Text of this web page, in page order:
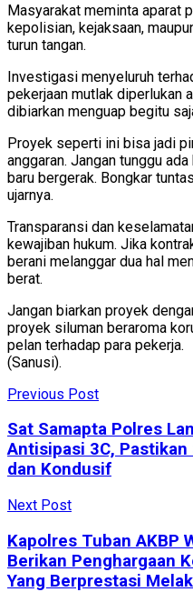
Masyarakat meminta aparat
kepolisian, kejaksaan,
turun tangan.
Investigasi menyeluruh
pekerjaan mutlak diperlukan
dibiarkan menguap begitu
Proyek seperti ini bisa jadi
anggaran. Jangan tunggu
baru bergerak. Bongkar
ujarnya.
Transparansi dan
kewajiban hukum. Jika
berani melanggar dua hal
berat.
Jangan biarkan proyek
proyek siluman beraroma
pelan terhadap para pekerja.
(Sanusi).
Previous Post
Sat Samapta Polres
Antisipasi 3C,
dan Kondusif
Next Post
Kapolres Tuban AKBP
Berikan Penghargaan
Yang Berprestasi